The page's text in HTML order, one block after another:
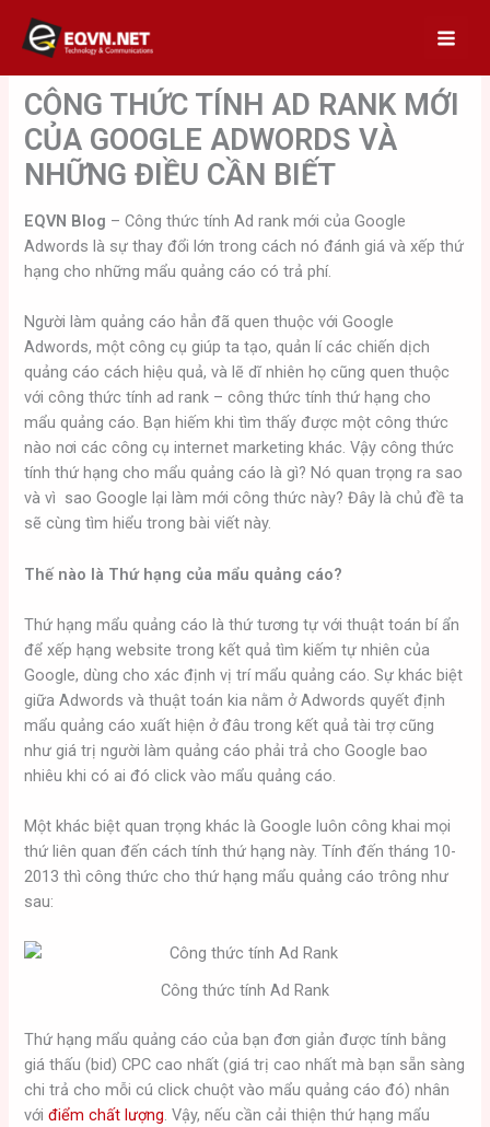
content
CÔNG THỨC TÍNH AD RANK MỚI
CỦA GOOGLE ADWORDS VÀ
NHỮNG ĐIỀU CẦN BIẾT
EQVN Blog – Công thức tính Ad rank mới của Google
Adwords là sự thay đổi lớn trong cách nó đánh giá và xếp thứ
hạng cho những mẩu quảng cáo có trả phí.
Người làm quảng cáo hẳn đã quen thuộc với Google
Adwords, một công cụ giúp ta tạo, quản lí các chiến dịch
quảng cáo cách hiệu quả, và lẽ dĩ nhiên họ cũng quen thuộc
với công thức tính ad rank – công thức tính thứ hạng cho
mẩu quảng cáo. Bạn hiếm khi tìm thấy được một công thức
nào nơi các công cụ internet marketing khác. Vậy công thức
tính thứ hạng cho mẩu quảng cáo là gì? Nó quan trọng ra sao
và vì sao Google lại làm mới công thức này? Đây là chủ đề ta
sẽ cùng tìm hiểu trong bài viết này.
Thế nào là Thứ hạng của mẩu quảng cáo?
Thứ hạng mẩu quảng cáo là thứ tương tự với thuật toán bí ẩn
để xếp hạng website trong kết quả tìm kiếm tự nhiên của
Google, dùng cho xác định vị trí mẩu quảng cáo. Sự khác biệt
giữa Adwords và thuật toán kia nằm ở Adwords quyết định
mẩu quảng cáo xuất hiện ở đâu trong kết quả tài trợ cũng
như giá trị người làm quảng cáo phải trả cho Google bao
nhiêu khi có ai đó click vào mẩu quảng cáo.
Một khác biệt quan trọng khác là Google luôn công khai mọi
thứ liên quan đến cách tính thứ hạng này. Tính đến tháng 10-
2013 thì công thức cho thứ hạng mẩu quảng cáo trông như
sau:
Công thức tính Ad Rank
Thứ hạng mẩu quảng cáo của bạn đơn giản được tính bằng
giá thấu (bid) CPC cao nhất (giá trị cao nhất mà bạn sẵn sàng
chi trả cho mỗi cú click chuột vào mẩu quảng cáo đó) nhân
vớiđiểm chất lượng. Vậy, nếu cần cải thiện thứ hạng mẩu